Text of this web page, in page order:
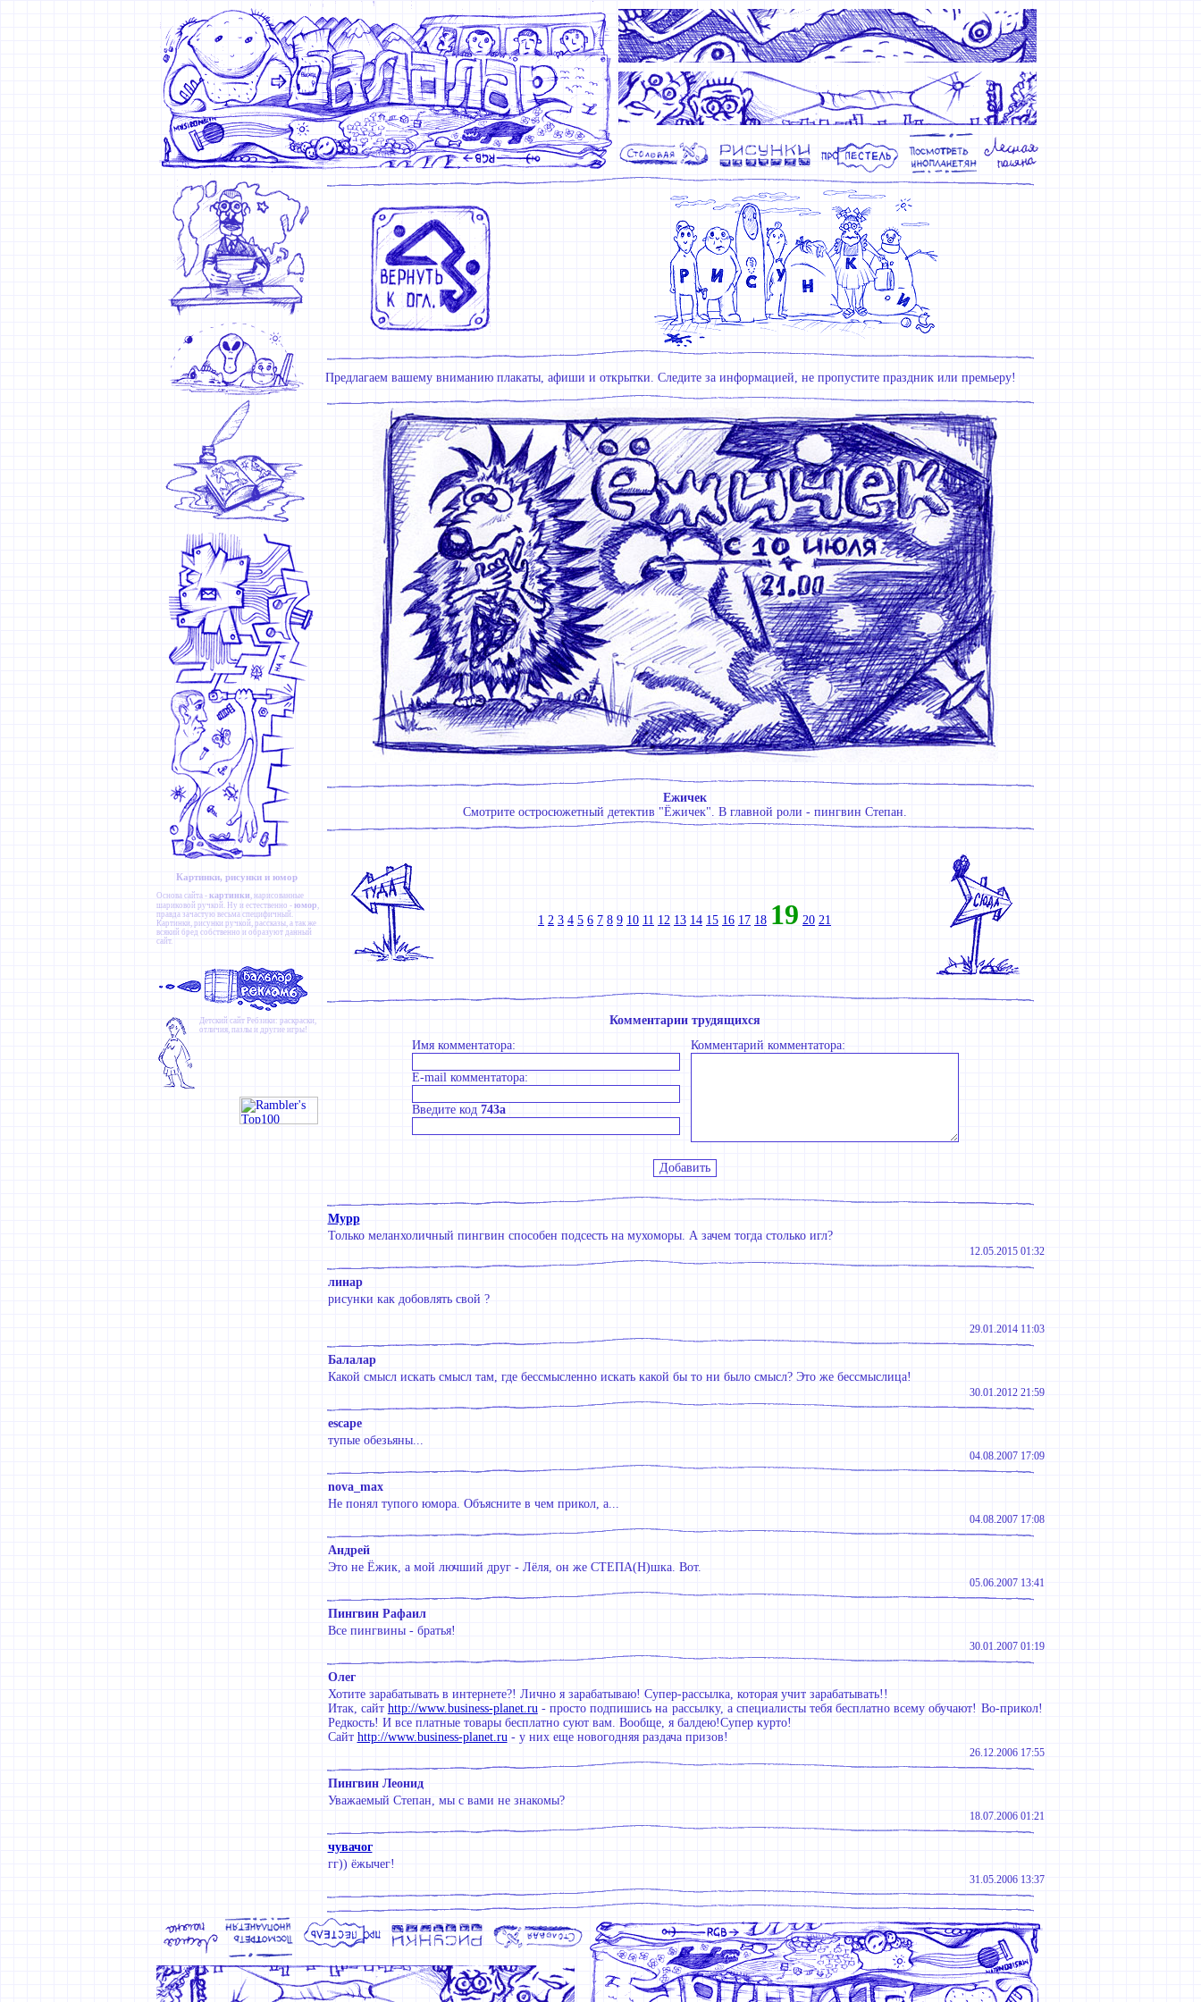
Картинки, рисунки и юмор
Основа сайта - картинки, нарисованные
шариковой ручкой. Ну и естественно - юмор,
правда зачастую весьма специфичный.
Картинки, рисунки ручкой, рассказы, а так же
всякий бред собственно и образуют данный
сайт.
Детский сайт Ребзики: раскраски,
отличия, пазлы и другие игры!
Предлагаем вашему вниманию плакаты, афиши и открытки. Следите за информацией, не пропустите праздник или премьеру!
Ежичек
Смотрите остросюжетный детектив "Ёжичек". В главной роли - пингвин Степан.
1 2 3 4 5 6 7 8 9 10 11 12 13 14 15 16 17 18 19 20 21
Комментарии трудящихся
Имя комментатора:
E-mail комментатора:
Введите код 743a
Комментарий комментатора:
Мурр
Только меланхоличный пингвин способен подсесть на мухоморы. А зачем тогда столько игл?
12.05.2015 01:32
линар
рисунки как добовлять свой ?
29.01.2014 11:03
Балалар
Какой смысл искать смысл там, где бессмысленно искать какой бы то ни было смысл? Это же бессмыслица!
30.01.2012 21:59
escape
тупые обезьяны...
04.08.2007 17:09
nova_max
Не понял тупого юмора. Объясните в чем прикол, а...
04.08.2007 17:08
Андрей
Это не Ёжик, а мой лючший друг - Лёля, он же СТЕПА(Н)шка. Вот.
05.06.2007 13:41
Пингвин Рафаил
Все пингвины - братья!
30.01.2007 01:19
Олег
Хотите зарабатывать в интернете?! Лично я зарабатываю! Супер-рассылка, которая учит зарабатывать!!
Итак, сайт http://www.business-planet.ru- просто подпишись на рассылку, а специалисты тебя бесплатно всему обучают! Во-прикол!
Редкость! И все платные товары бесплатно суют вам. Вообще, я балдею!Супер курто!
Сайт http://www.business-planet.ru- у них еще новогодняя раздача призов!
26.12.2006 17:55
Пингвин Леонид
Уважаемый Степан, мы с вами не знакомы?
18.07.2006 01:21
чувачог
гг)) ёжычег!
31.05.2006 13:37